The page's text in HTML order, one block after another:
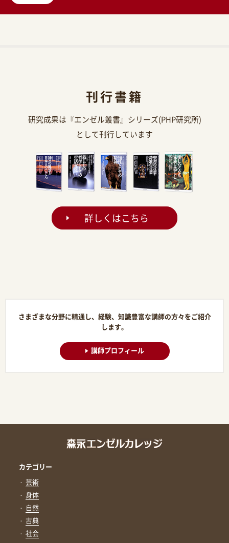
刊行書籍
研究成果は『エンゼル叢書』シリーズ(PHP研究所)
として刊行しています
詳しくはこちら
さまざまな分野に精通し、経験、知識豊富な講師の方々をご紹介
します。
講師プロフィール
カテゴリー
芸術
身体
自然
古典
社会